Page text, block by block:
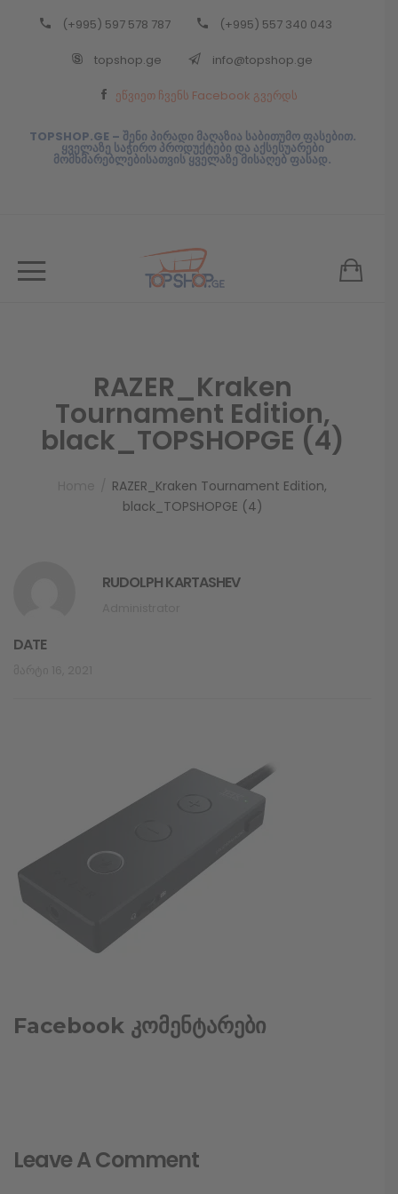
(+995) 597 578 787 (+995) 557 340 043
topshop.ge info@topshop.ge
ეწვიეთ ჩვენს Facebook გვერდს
TOPSHOP.GE – შენი პირადი მაღაზია საბითუმო ფასებით.
ყველაზე საჭირო პროდუქტები და აქსესუარები
მომხმარებლებისათვის ყველაზე მისაღებ ფასად.
RAZER_Kraken
Tournament Edition,
black_TOPSHOPGE (4)
RAZER_Kraken Tournament Edition,
black_TOPSHOPGE (4)
RUDOLPH KARTASHEV
DATE
Facebook კომენტარები
Leave A Comment
Back